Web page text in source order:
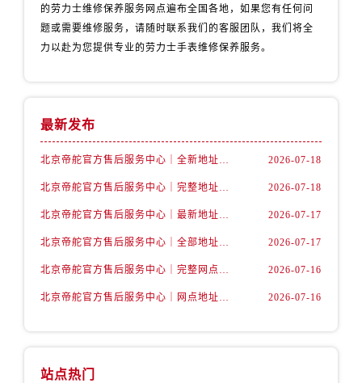
的劳力士维修保养服务网点遍布全国各地，如果您有任何问
题或需要维修服务，请随时联系我们的客服团队，我们将全
力以赴为您提供专业的劳力士手表维修保养服务。
最新发布
北京帝舵官方售后服务中心｜全新地址及售后电话权威信息公示（2026年7月最新） 2026-07-18
北京帝舵官方售后服务中心｜完整地址及服务热线权威信息公示（2026年7月最新） 2026-07-18
北京帝舵官方售后服务中心｜最新地址与官方维修热线权威信息公示（2026年7月最新） 2026-07-17
北京帝舵官方售后服务中心｜全部地址与售后热线电话权威信息公示（2026年7月最新） 2026-07-17
北京帝舵官方售后服务中心｜完整网点地址及官方热线权威信息公示（2026年7月最新） 2026-07-16
北京帝舵官方售后服务中心｜网点地址及服务热线权威信息公示（2026年7月最新） 2026-07-16
站点热门